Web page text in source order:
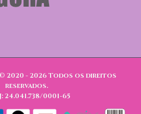
2020 - 2026 Todos os direitos
reservados.
24.041.738/0001-65